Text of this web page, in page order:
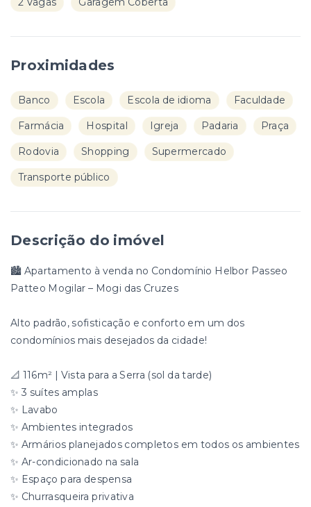
Proximidades
Banco Escola Escola de idioma Faculdade
Farmácia Hospital Igreja Padaria Praça
Rodovia Shopping Supermercado
Transporte público
Descrição do imóvel
🏙️ Apartamento à venda no Condomínio Helbor Passeo
Patteo Mogilar – Mogi das Cruzes
Alto padrão, sofisticação e conforto em um dos
condomínios mais desejados da cidade!
📐 116m² | Vista para a Serra (sol da tarde)
✨ 3 suítes amplas
✨ Lavabo
✨ Ambientes integrados
✨ Armários planejados completos em todos os ambientes
✨ Ar-condicionado na sala
✨ Espaço para despensa
✨ Churrasqueira privativa